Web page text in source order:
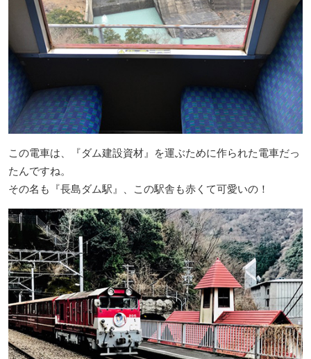
この電車は、『ダム建設資材』を運ぶために作られた電車だっ
たんですね。
その名も『長島ダム駅』、この駅舎も赤くて可愛いの！